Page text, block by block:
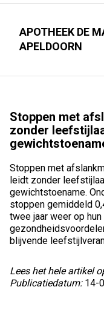
APOTHEEK DE
APELDOORN
Stoppen met
zonder
Stoppen met
leidt zonder
gewichtstoename.
stoppen gemiddeld
twee jaar weer op
blijvende
Lees het hele artikel
Publicatiedatum: 14-